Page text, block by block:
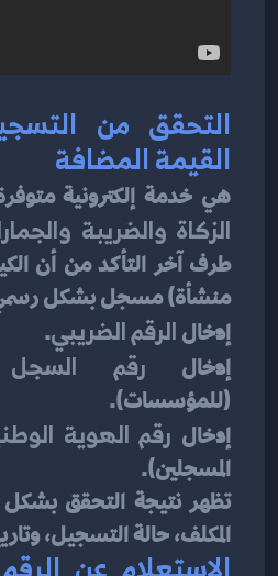
القيمة المضافة
هي خدمة إلكترونية
الزكاة والضريبة
منشأة) مسجل بشكل رسمي
إدخال الرقم الضريبي.
إدخال رقم السجل
(للمؤسسات).
إدخال رقم الهوية
المسجلين).
المكلف، حالة التسجيل،